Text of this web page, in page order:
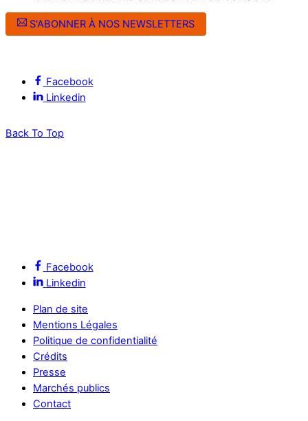
S'ABONNER À NOS NEWSLETTERS
Facebook
Linkedin
Back To Top
Facebook
Linkedin
Plan de site
Mentions Légales
Politique de confidentialité
Crédits
Presse
Marchés publics
Contact